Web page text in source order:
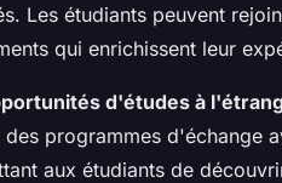
Les étudiants peuvent
qui enrichissent leur
d'études à
programmes d'échange
aux étudiants de